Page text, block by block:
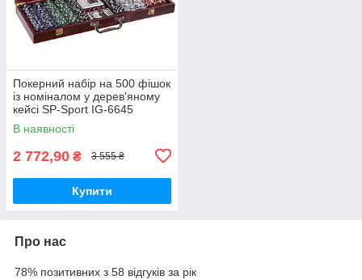
Покерний набір на 500 фішок
із номіналом у дерев'яному
кейсі SP-Sport IG-6645
В наявності
2 772,90 ₴ 3 555 ₴
Купити
Про нас
78% позитивних з 58 відгуків за рік